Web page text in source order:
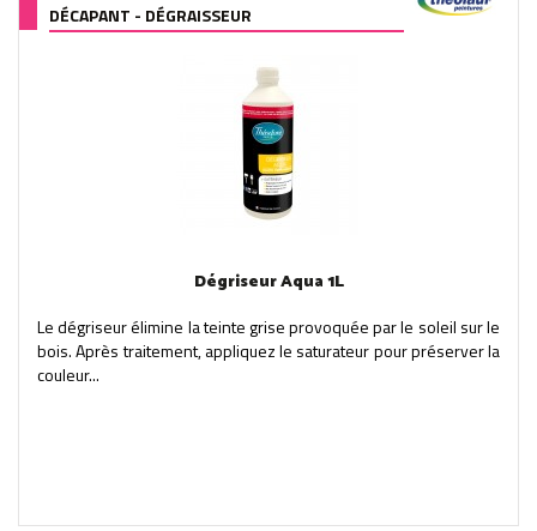
DÉCAPANT - DÉGRAISSEUR
Dégriseur Aqua 1L
Le dégriseur élimine la teinte grise provoquée par le soleil sur le
bois. Après traitement, appliquez le saturateur pour préserver la
couleur...